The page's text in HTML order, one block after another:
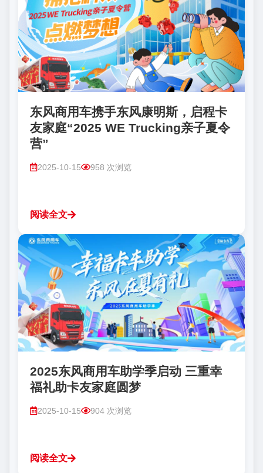
东风商用车携手东风康明斯，启程卡
友家庭“2025 WE Trucking亲子夏令
营”
2025-10-15 958 次浏览
阅读全文
2025东风商用车助学季启动 三重幸
福礼助卡友家庭圆梦
2025-10-15 904 次浏览
阅读全文